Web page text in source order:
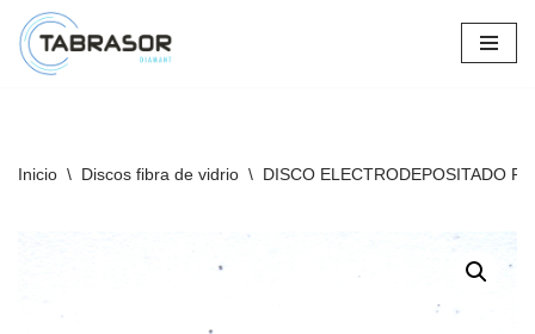
Saltar
Inicio \ Discos fibra de vidrio \ DISCO ELECTRODEPOSITADO